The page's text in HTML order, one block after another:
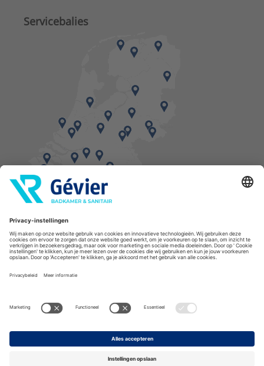
Servicebalies
Vind een balie in de buurt
* Bestellingen geplaatst in het weekend worden, mits voorradig, dinsdag geleverd.
Cookies
Algemene voorwaarden